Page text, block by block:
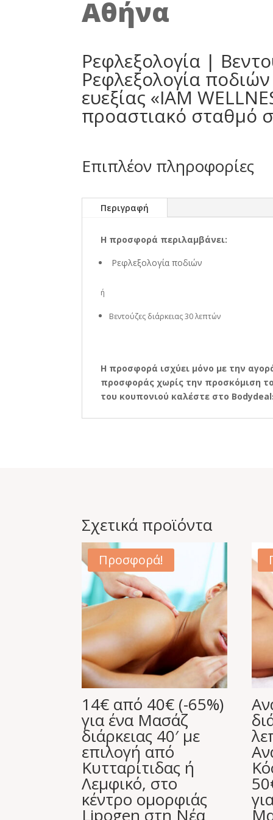
Αθήνα
Ρεφλεξολογία |
Ρεφλεξολογία
ευεξίας «IAM
προαστιακό σταθμό
Επιπλέον πληροφορίες
Περιγραφή
Η προσφορά περιλαμβάνει:
Ρεφλεξολογία ποδιών
ή
Βεντούζες διάρκειας 30 λεπτών
Η προσφορά ισχύει μόνο με την
προσφοράς χωρίς την προσκόμιση
του κουπονιού καλέστε στο
Σχετικά προϊόντα
Προσφορά!
14€ από 40€ (-65%)
για ένα Μασάζ
διάρκειας 40′ με
επιλογή από
Κυτταρίτιδας ή
Λεμφικό, στο
κέντρο ομορφιάς
Lipogen στη Νέα